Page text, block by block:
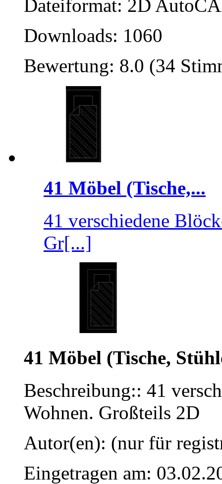
Dateiformat: 2D
Downloads: 1060
Bewertung: 8.0 (34
41 Möbel (Tische,...
41 verschiedene
Gr[...]
41 Möbel (Tische,
Beschreibung:: 41
Wohnen. Großteils 2D
Autor(en): (nur für
Eingetragen am: